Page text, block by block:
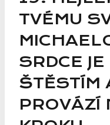
TVÉMU
SRDCE
ŠTĚSTÍM
PROVÁZÍ